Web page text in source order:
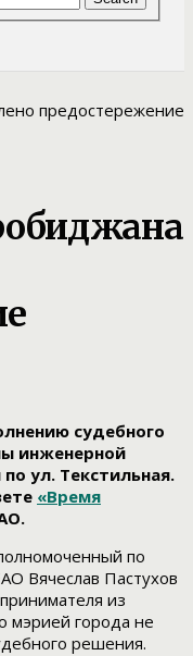
судебного
инженерной
ул. Текстильная.
«Время
по
Вячеслав Пастухов
из
мэрией города не
решения.